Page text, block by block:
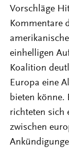
Vorschläge
Kommentare
einhelligen
Koalition
Europa eine
bieten könne.
richteten sich
zwischen